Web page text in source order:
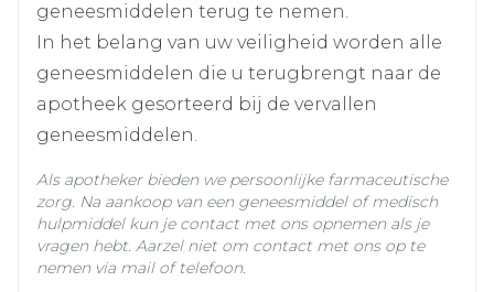
intraconazol.
Andere behandelingen voor
erectiestoornissen.
Duizeligheid, buikpijn, zich ziek voelen, ziek
zijn (overgeven), reflux, wazig zien, oogpijn,
moeite met ademhalen, aanwezigheid van
hartkloppingen, een snelle hartslag, hoge
bloeddruk, lage bloeddruk, neusbloedingen,
oorsuizen, gezwollen handen, voeten of
oogzenuwlijden (NAION), een toestand die
omschreven wordt als "verlamming van het
oog".
U gebruikt riociguat. Dit geneesmiddel
hypertensie (dit is hoge bloeddruk in de
longen) en chronische trombo-embolische
pulmonale hypertensie (dit is hoge
bloeddruk in de longen als gevolg van
geneesmiddelen terug te nemen.
In het belang van uw veiligheid worden alle
geneesmiddelen die u terugbrengt naar de
apotheek gesorteerd bij de vervallen
geneesmiddelen.
Als apotheker bieden we persoonlijke farmaceutische
zorg. Na aankoop van een geneesmiddel of medisch
hulpmiddel kun je contact met ons opnemen als je
vragen hebt. Aarzel niet om contact met ons op te
nemen via mail of telefoon.